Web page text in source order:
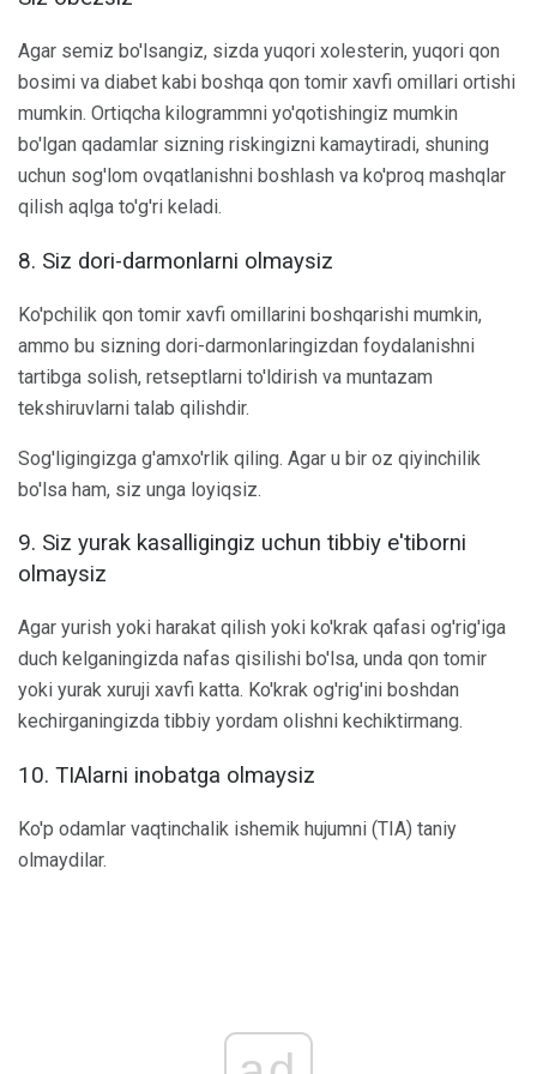
Agar semiz bo'lsangiz, sizda yuqori xolesterin, yuqori qon
bosimi va diabet kabi boshqa qon tomir xavfi omillari ortishi
mumkin. Ortiqcha kilogrammni yo'qotishingiz mumkin
bo'lgan qadamlar sizning riskingizni kamaytiradi, shuning
uchun sog'lom ovqatlanishni boshlash va ko'proq mashqlar
qilish aqlga to'g'ri keladi.
8. Siz dori-darmonlarni olmaysiz
Ko'pchilik qon tomir xavfi omillarini boshqarishi mumkin,
ammo bu sizning dori-darmonlaringizdan foydalanishni
tartibga solish, retseptlarni to'ldirish va muntazam
tekshiruvlarni talab qilishdir.
Sog'ligingizga g'amxo'rlik qiling. Agar u bir oz qiyinchilik
bo'lsa ham, siz unga loyiqsiz.
9. Siz yurak kasalligingiz uchun tibbiy e'tiborni
olmaysiz
Agar yurish yoki harakat qilish yoki ko'krak qafasi og'rig'iga
duch kelganingizda nafas qisilishi bo'lsa, unda qon tomir
yoki yurak xuruji xavfi katta. Ko'krak og'rig'ini boshdan
kechirganingizda tibbiy yordam olishni kechiktirmang.
10. TIAlarni inobatga olmaysiz
Ko'p odamlar vaqtinchalik ishemik hujumni (TIA) taniy
olmaydilar.